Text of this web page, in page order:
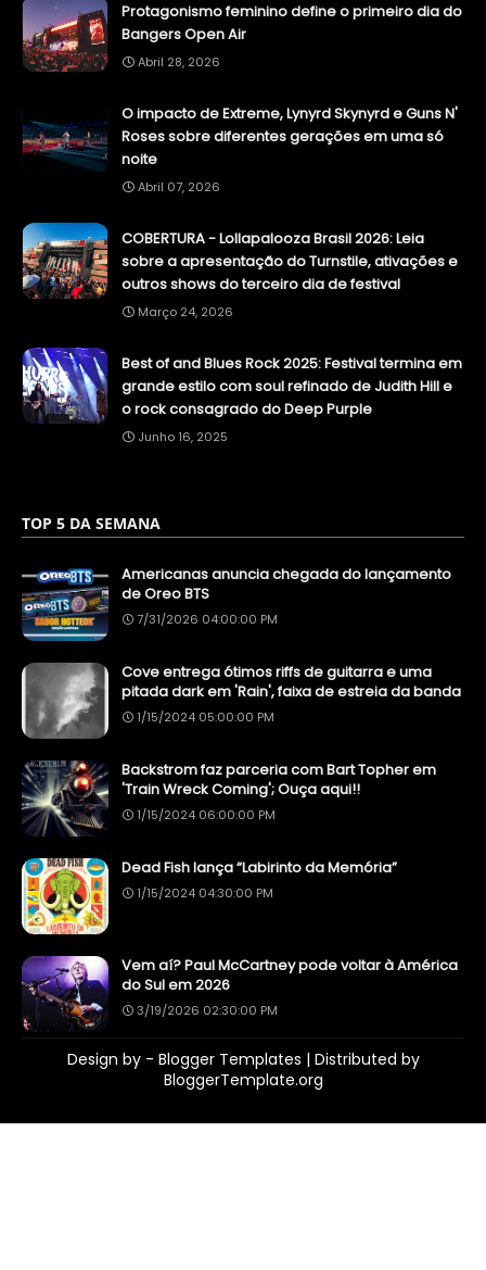
Protagonismo feminino define o primeiro dia do
Bangers Open Air
Abril 28, 2026
O impacto de Extreme, Lynyrd Skynyrd e Guns N'
Roses sobre diferentes gerações em uma só
noite
Abril 07, 2026
COBERTURA - Lollapalooza Brasil 2026: Leia
sobre a apresentação do Turnstile, ativações e
outros shows do terceiro dia de festival
Março 24, 2026
Best of and Blues Rock 2025: Festival termina em
grande estilo com soul refinado de Judith Hill e
o rock consagrado do Deep Purple
Junho 16, 2025
TOP 5 DA SEMANA
Americanas anuncia chegada do lançamento
de Oreo BTS
7/31/2026 04:00:00 PM
Cove entrega ótimos riffs de guitarra e uma
pitada dark em 'Rain', faixa de estreia da banda
1/15/2024 05:00:00 PM
Backstrom faz parceria com Bart Topher em
'Train Wreck Coming'; Ouça aqui!!
1/15/2024 06:00:00 PM
Dead Fish lança “Labirinto da Memória”
1/15/2024 04:30:00 PM
Vem aí? Paul McCartney pode voltar à América
do Sul em 2026
3/19/2026 02:30:00 PM
Design by - Blogger Templates | Distributed by
BloggerTemplate.org